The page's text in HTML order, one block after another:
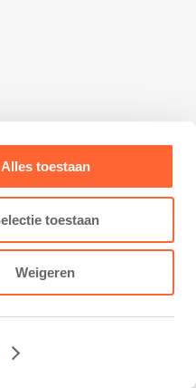
Alles toestaan
toestaan
Weigeren
Contact opnemen